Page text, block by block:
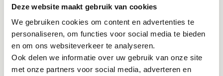
Deze website maakt gebruik van cookies
We gebruiken cookies om content en advertenties te
personaliseren, om functies voor social media te bieden
en om ons websiteverkeer te analyseren.
Ook delen we informatie over uw gebruik van onze site
met onze partners voor social media, adverteren en
Unieke afwerking
Tijdloos
In meerdere kleuren en varianten leverbaar
Sfeervol en karakteristieke uitstraling
Onderhoudsvriendelijk materiaal